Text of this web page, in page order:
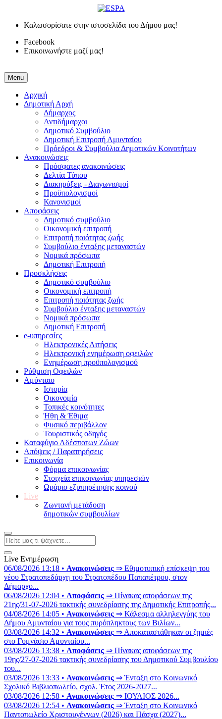
Καλωσορίσατε στην ιστοσελίδα του Δήμου μας!
Facebook
Επικοινωνήστε μαζί μας!
Menu
Αρχική
Δημοτική Αρχή
Δήμαρχος
Αντιδήμαρχοι
Δημοτικό Συμβούλιο
Δημοτική Επιτροπή Αμυνταίου
Πρόεδροι & Συμβούλια Δημοτικών Κοινοτήτων
Ανακοινώσεις
Πρόσφατες ανακοινώσεις
Δελτία Τύπου
Διακηρύξεις - Διαγωνισμοί
Προϋπολογισμοί
Κανονισμοί
Αποφάσεις
Δημοτικό συμβούλιο
Οικονομική επιτροπή
Επιτροπή ποιότητας ζωής
Συμβούλιο ένταξης μεταναστών
Νομικά πρόσωπα
Δημοτική Επιτροπή
Προσκλήσεις
Δημοτικό συμβούλιο
Οικονομική επιτροπή
Επιτροπή ποιότητας ζωής
Συμβούλιο ένταξης μεταναστών
Νομικά πρόσωπα
Δημοτική Επιτροπή
e-υπηρεσίες
Ηλεκτρονικές Αιτήσεις
Ηλεκτρονική ενημέρωση οφειλών
Ενημέρωση προϋπολογισμού
Ρύθμιση Οφειλών
Αμύνταιο
Ιστορία
Οικονομία
Τοπικές κοινότητες
Ήθη & Έθιμα
Φυσικό περιβάλλον
Τουριστικός οδηγός
Καταφύγιο Αδέσποτων Ζώων
Απόψεις / Παρατηρήσεις
Επικοινωνία
Φόρμα επικοινωνίας
Στοιχεία επικοινωνίας υπηρεσιών
Ωράριο εξυπηρέτησης κοινού
Live
Ζωντανή μετάδοση
δημοτικών συμβουλίων
Live Ενημέρωση
06/08/2026 13:18 • Ανακοινώσεις ⇒ Εθιμοτυπική επίσκεψη του
νέου Στρατοπεδάρχη του Στρατοπέδου Παπαπέτρου, στον
Δήμαρχο...
06/08/2026 12:04 • Αποφάσεις ⇒ Πίνακας αποφάσεων της
21ης/31-07-2026 τακτικής συνεδρίασης της Δημοτικής Επιτροπής...
04/08/2026 14:05 • Ανακοινώσεις ⇒ Κάλεσμα αλληλεγγύης του
Δήμου Αμυνταίου για τους πυρόπληκτους των Βιλίων...
03/08/2026 14:32 • Ανακοινώσεις ⇒ Αποκαταστάθηκαν οι ζημιές
στο Γυμνάσιο Αμυνταίου...
03/08/2026 13:38 • Αποφάσεις ⇒ Πίνακας αποφάσεων της
19ης/27-07-2026 τακτικής συνεδρίασης του Δημοτικού Συμβουλίου
του...
03/08/2026 13:33 • Ανακοινώσεις ⇒ Ένταξη στο Κοινωνικό
Σχολικό Βιβλιοπωλείο, σχολ. Έτος 2026-2027...
03/08/2026 12:58 • Ανακοινώσεις ⇒ ΙΟΥΛΙΟΣ 2026...
03/08/2026 12:54 • Ανακοινώσεις ⇒ Ένταξη στο Κοινωνικό
Παντοπωλείο Χριστουγέννων (2026) και Πάσχα (2027)...